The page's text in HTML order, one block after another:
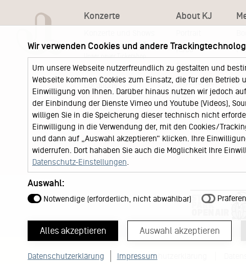
Konzerte
KJ Ticketshop
Unser neuer Ticketshop
News
Locations
About KJ
KJ60
Team
Keychange
Jobs
Datenschutzerklärung
Wir verwenden Cookies und andere
Um unsere Webseite nutzerfreundlich zu gestalten und
Webseite kommen Cookies zum Einsatz, die für den
Einwilligung von Ihnen. Darüber hinaus nutzen wir jedoch
der Einbindung der Dienste Vimeo und Youtube (Videos),
willigen Sie in die Speicherung dieser technisch nicht
Einwilligung in die Verwendung der, mit den Cookies/
und dann auf „Auswahl akzeptieren“ klicken. Ihre
widerrufen. Dort hahaben Sie auch die Möglichkeit Ihre
Datenschutz-Einstellungen
Auswahl:
Notwendige (erforderlich, nicht abwählbar)
Alles akzeptieren Auswahl akzeptieren
Datenschutzerklärung Impressum